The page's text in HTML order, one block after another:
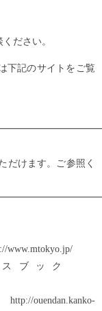
ください。
下記のサイトをご覧
す。ご参照く
ページ
スブック
ouendan.kanko-